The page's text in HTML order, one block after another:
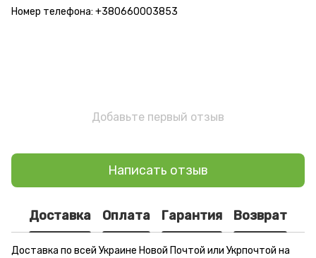
Номер телефона: +380660003853
Добавьте первый отзыв
Написать отзыв
Доставка Оплата Гарантия Возврат
Доставка по всей Украине Новой Почтой или Укрпочтой на